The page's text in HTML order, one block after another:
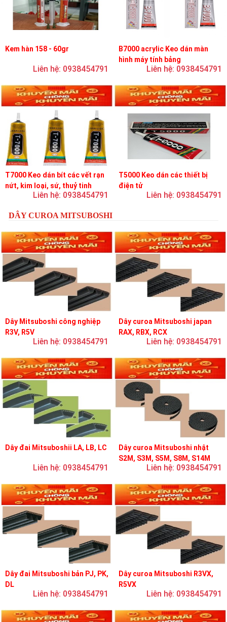
Kem hàn 158 - 60gr
Liên hệ: 0938454791
B7000 acrylic Keo dán màn
hình máy tính bảng
Liên hệ: 0938454791
T7000 Keo dán bít các vết rạn
nứt, kim loại, sứ, thuỷ tinh
Liên hệ: 0938454791
T5000 Keo dán các thiết bị
điện tử
Liên hệ: 0938454791
DÂY CUROA MITSUBOSHI
Dây Mitsuboshi công nghiệp
R3V, R5V
Liên hệ: 0938454791
Dây curoa Mitsuboshi japan
RAX, RBX, RCX
Liên hệ: 0938454791
Dây đai Mitsuboshii LA, LB, LC
Liên hệ: 0938454791
Dây curoa Mitsuboshi nhật
S2M, S3M, S5M, S8M, S14M
Liên hệ: 0938454791
Dây đai Mitsuboshi bản PJ, PK,
DL
Liên hệ: 0938454791
Dây curoa Mitsuboshi R3VX,
R5VX
Liên hệ: 0938454791